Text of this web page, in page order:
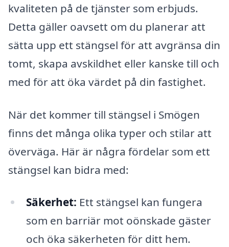
kvaliteten på de tjänster som erbjuds.
Detta gäller oavsett om du planerar att
sätta upp ett stängsel för att avgränsa din
tomt, skapa avskildhet eller kanske till och
med för att öka värdet på din fastighet.
När det kommer till stängsel i Smögen
finns det många olika typer och stilar att
överväga. Här är några fördelar som ett
stängsel kan bidra med:
Säkerhet: Ett stängsel kan fungera
som en barriär mot oönskade gäster
och öka säkerheten för ditt hem.